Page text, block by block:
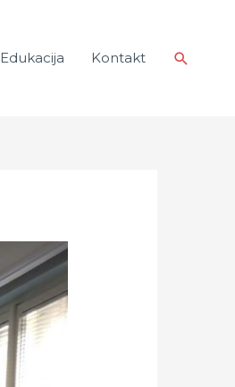
Edukacija Kontakt